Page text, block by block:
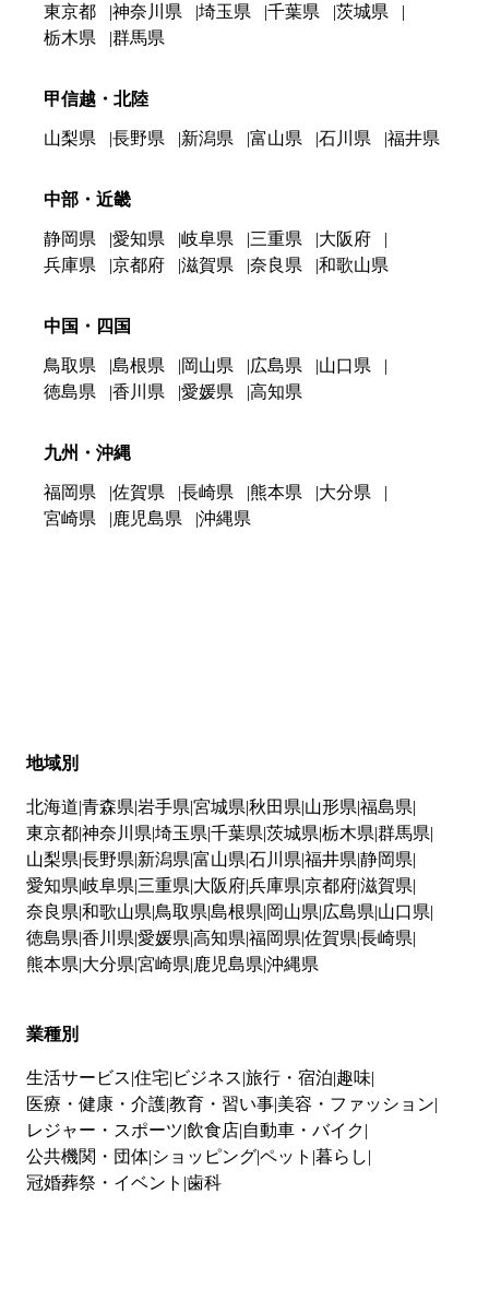
東京都 神奈川県 埼玉県 千葉県
茨城県
栃木県
群馬県
甲信越・北陸
山梨県 長野県 新潟県 富山県 石川県 福井県
中部・近畿
静岡県 愛知県 岐阜県 三重県
大阪府
兵庫県
京都府 滋賀県 奈良県 和歌山県
中国・四国
鳥取県 島根県 岡山県 広島県
山口県
徳島県
香川県 愛媛県 高知県
九州・沖縄
福岡県 佐賀県 長崎県 熊本県
大分県
宮崎県
鹿児島県 沖縄県
地域別
北海道 青森県 岩手県 宮城県 秋田県 山形県 福島県
東京都神奈川県 埼玉県 千葉県 茨城県 栃木県 群馬県
山梨県 長野県 新潟県 富山県 石川県 福井県 静岡県
愛知県 岐阜県 三重県 大阪府兵庫県 京都府滋賀県
奈良県 和歌山県 鳥取県 島根県 岡山県 広島県 山口県
徳島県 香川県 愛媛県 高知県 福岡県 佐賀県 長崎県
熊本県 大分県 宮崎県 鹿児島県 沖縄県
業種別
生活サービス 住宅 ビジネス 旅行・宿泊 趣味
医療・健康・介護教育・習い事 美容・ファッション
レジャー・スポーツ 飲食店 自動車・バイク
公共機関・団体 ショッピングペット 暮らし
冠婚葬祭・イベント 歯科